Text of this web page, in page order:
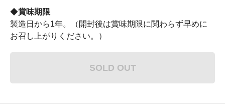
◆賞味期限
製造日から1年。（開封後は賞味期限に関わらず早めに
お召し上がりください。）
SOLD OUT